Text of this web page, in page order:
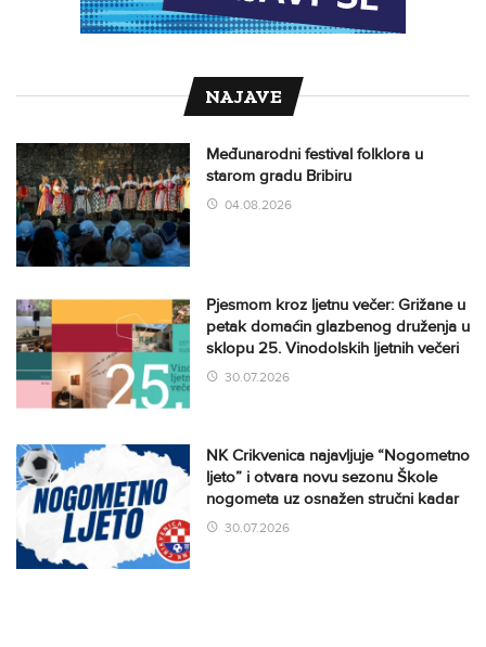
NAJAVE
Međunarodni festival folklora u
starom gradu Bribiru
04.08.2026
Pjesmom kroz ljetnu večer: Grižane u
petak domaćin glazbenog druženja u
sklopu 25. Vinodolskih ljetnih večeri
30.07.2026
NK Crikvenica najavljuje “Nogometno
ljeto” i otvara novu sezonu Škole
nogometa uz osnažen stručni kadar
30.07.2026